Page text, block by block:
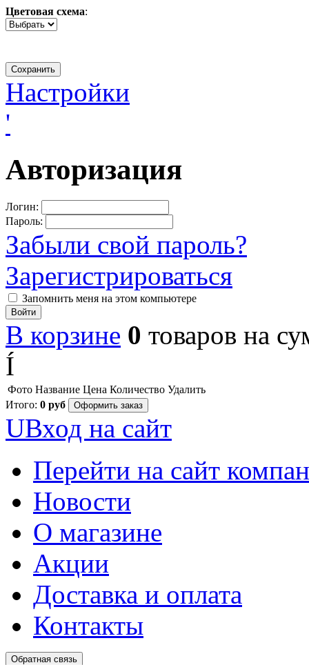
Цветовая схема:
Настройки
'
Авторизация
Логин:
Пароль:
Забыли свой пароль?
Зарегистрироваться
Запомнить меня на этом компьютере
Войти
В корзине 0 товаров на
Í
Фото Название Цена Количество Удалить
Итого: 0 руб Оформить заказ
UВход на сайт
Перейти на сайт
Новости
О магазине
Акции
Доставка и оплата
Контакты
Обратная связь